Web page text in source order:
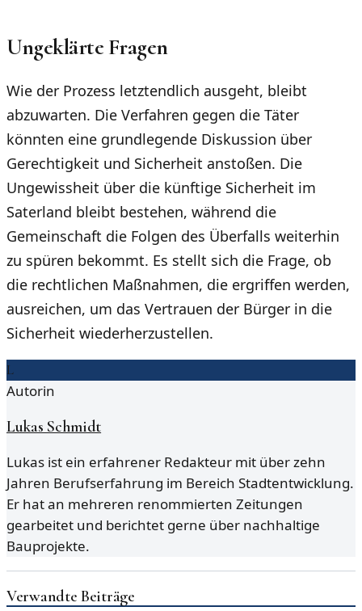
Ungeklärte Fragen
Wie der Prozess letztendlich ausgeht, bleibt
abzuwarten. Die Verfahren gegen die Täter
könnten eine grundlegende Diskussion über
Gerechtigkeit und Sicherheit anstoßen. Die
Ungewissheit über die künftige Sicherheit im
Saterland bleibt bestehen, während die
Gemeinschaft die Folgen des Überfalls weiterhin
zu spüren bekommt. Es stellt sich die Frage, ob
die rechtlichen Maßnahmen, die ergriffen werden,
ausreichen, um das Vertrauen der Bürger in die
Sicherheit wiederherzustellen.
L
Autorin
Lukas Schmidt
Lukas ist ein erfahrener Redakteur mit über zehn
Jahren Berufserfahrung im Bereich Stadtentwicklung.
Er hat an mehreren renommierten Zeitungen
gearbeitet und berichtet gerne über nachhaltige
Bauprojekte.
Verwandte Beiträge